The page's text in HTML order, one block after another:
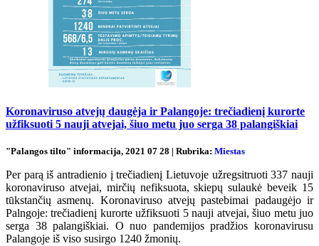
Koronaviruso atvejų daugėja ir Palangoje: trečiadienį kurorte
užfiksuoti 5 nauji atvejai, šiuo metu juo serga 38 palangiškiai
"Palangos tilto" informacija, 2021 07 28 | Rubrika: Miestas
Per parą iš antradienio į trečiadienį Lietuvoje užregsitruoti 337 nauji
koronaviruso atvejai, mirčių nefiksuota, skiepų sulaukė beveik 15
tūkstančių asmenų. Koronaviruso atvejų pastebimai padaugėjo ir
Palngoje: trečiadienį kurorte užfiksuoti 5 nauji atvejai, šiuo metu juo
serga 38 palangiškiai. O nuo pandemijos pradžios koronavirusu
Palangoje iš viso susirgo 1240 žmonių.